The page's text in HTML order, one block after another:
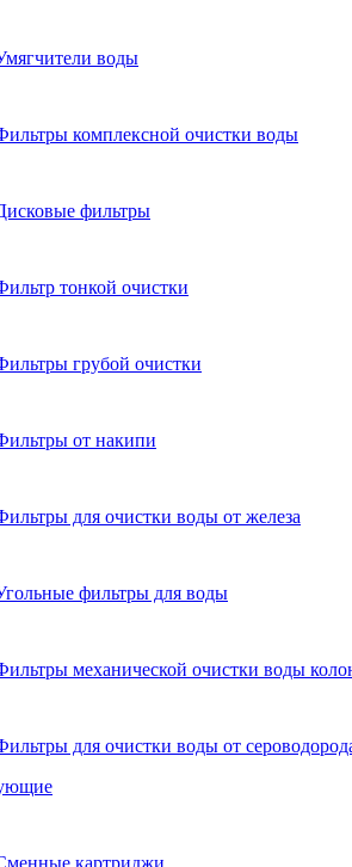
воды
комплексной очистки воды
фильтры
тонкой очистки
грубой очистки
от накипи
для очистки воды от железа
фильтры для воды
механической очистки воды
для очистки воды от
картриджи